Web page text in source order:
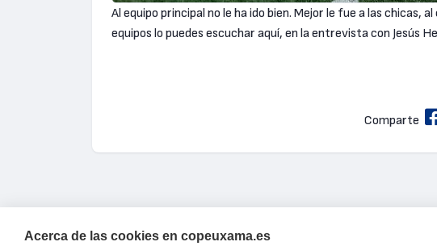
Acerca de las cookies en copeuxama.es
Al equipo principal no le ha ido bien. Mejor le fue a las chicas,
equipos lo puedes escuchar aquí, en la entrevista con Jesús
Comparte